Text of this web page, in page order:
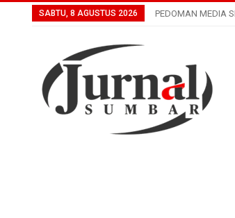
SABTU, 8 AGUSTUS 2026 PEDOMAN MEDIA